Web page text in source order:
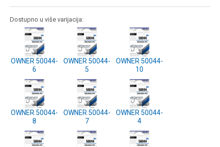
Dostupno u više varijacija:
OWNER 50044-
6
OWNER 50044-
5
OWNER 50044-
10
OWNER 50044-
8
OWNER 50044-
7
OWNER 50044-
4